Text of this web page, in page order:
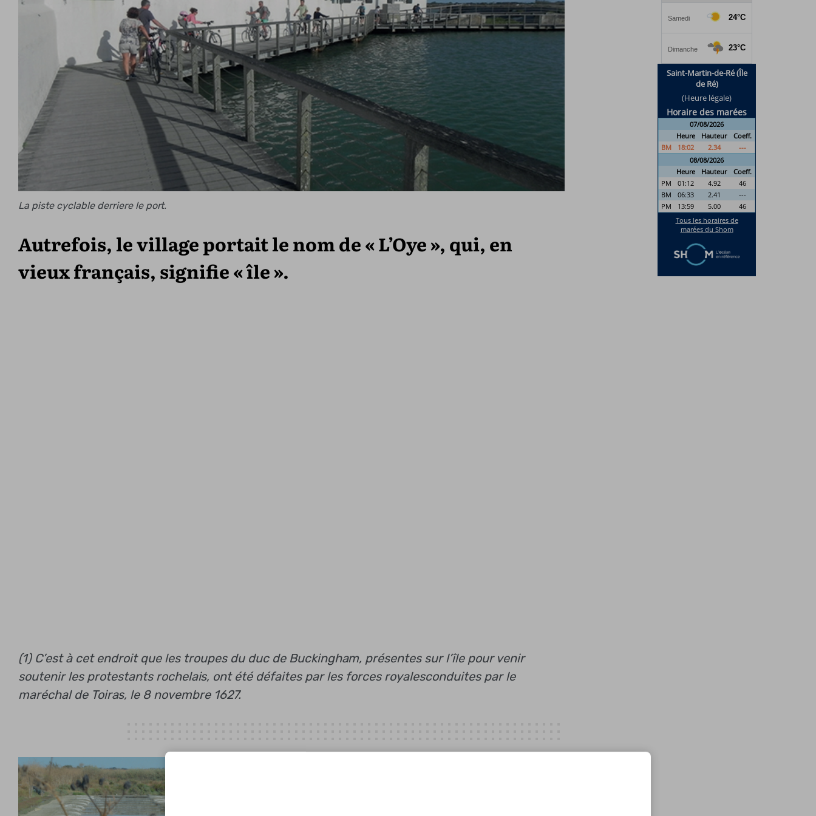
La piste cyclable derriere le port.
Autrefois, le village portait le nom de « L’Oye », qui, en
vieux français, signifie « île ».
(1) C’est à cet endroit que les troupes du duc de Buckingham, présentes sur l’île pour venir
soutenir les protestants rochelais, ont été défaites par les forces royalesconduites par le
maréchal de Toiras, le 8 novembre 1627.